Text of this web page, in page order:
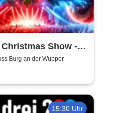
Show -
an der Wupper
Burg an der Wupper
15:30 Uhr